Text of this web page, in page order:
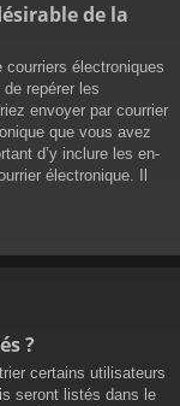
de la
courriers électroniques
repérer les
envoyer par courrier
que vous avez
d’y inclure les en-
électronique. Il
?
certains utilisateurs
seront listés dans le